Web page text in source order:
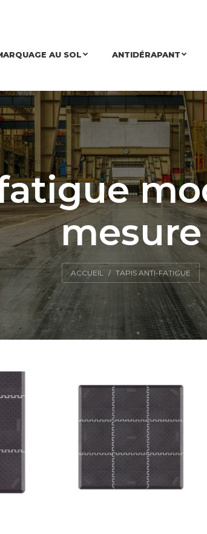
AU SOL ANTIDÉRAPANT
mesure
Vous êtes ici :
ACCUEIL TAPIS ANTI-FATIGUE